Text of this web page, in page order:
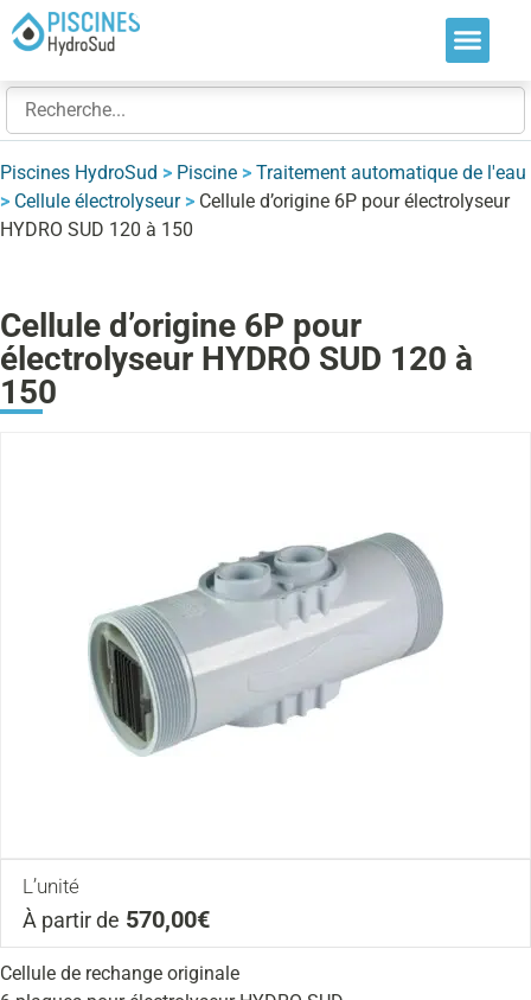
Piscines HydroSud > Piscine > Traitement automatique de l'eau
> Cellule électrolyseur> Cellule d’origine 6P pour électrolyseur
HYDRO SUD 120 à 150
Cellule d’origine 6P pour
électrolyseur HYDRO SUD 120 à
150
L’unité
À partir de 570,00€
Cellule de rechange originale